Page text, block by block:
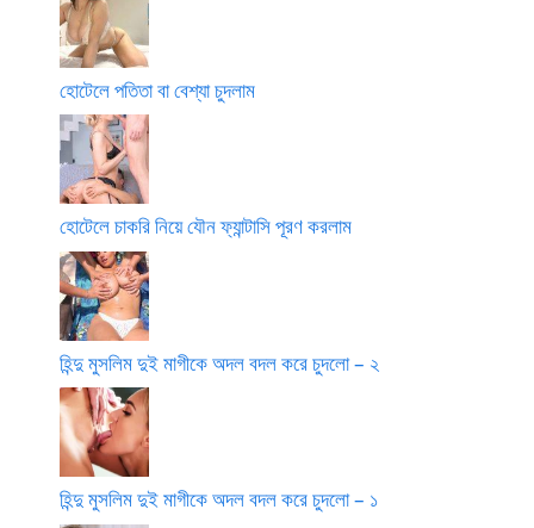
হোটেলে পতিতা বা বেশ্যা চুদলাম
হোটেলে চাকরি নিয়ে যৌন ফ্যান্টাসি পূরণ করলাম
হিন্দু মুসলিম দুই মাগীকে অদল বদল করে চুদলো – ২
হিন্দু মুসলিম দুই মাগীকে অদল বদল করে চুদলো – ১